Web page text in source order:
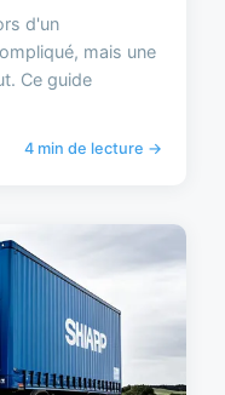
d'un
mais une
Ce guide
4 min de lecture →